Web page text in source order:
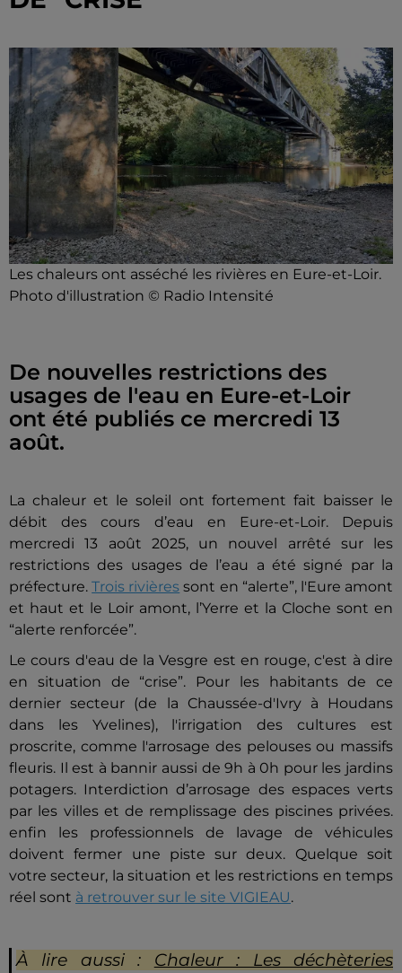
Les chaleurs ont asséché les rivières en Eure-et-Loir.
Photo d'illustration © Radio Intensité
De nouvelles restrictions des
usages de l'eau en Eure-et-Loir
ont été publiés ce mercredi 13
août.
La chaleur et le soleil ont fortement fait baisser le
débit des cours d’eau en Eure-et-Loir. Depuis
mercredi 13 août 2025, un nouvel arrêté sur les
restrictions des usages de l’eau a été signé par la
préfecture.Trois rivières sont en “alerte”, l'Eure amont
et haut et le Loir amont, l’Yerre et la Cloche sont en
“alerte renforcée”.
Le cours d'eau de la Vesgre est en rouge, c'est à dire
en situation de “crise”. Pour les habitants de ce
dernier secteur (de la Chaussée-d'Ivry à Houdans
dans les Yvelines), l'irrigation des cultures est
proscrite, comme l'arrosage des pelouses ou massifs
fleuris. Il est à bannir aussi de 9h à 0h pour les jardins
potagers. Interdiction d’arrosage des espaces verts
par les villes et de remplissage des piscines privées.
enfin les professionnels de lavage de véhicules
doivent fermer une piste sur deux. Quelque soit
votre secteur, la situation et les restrictions en temps
réel sont à retrouver sur le site VIGIEAU.
À lire aussi : Chaleur : Les déchèteries